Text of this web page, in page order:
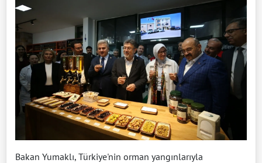
Bakan Yumaklı, Türkiye'nin orman yangınlarıyla